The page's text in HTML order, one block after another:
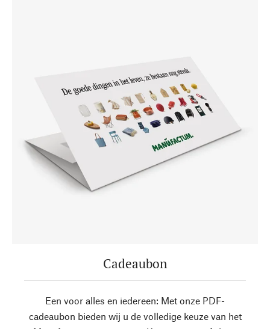
Cadeaubon
Een voor alles en iedereen: Met onze PDF-
cadeaubon bieden wij u de volledige keuze van het